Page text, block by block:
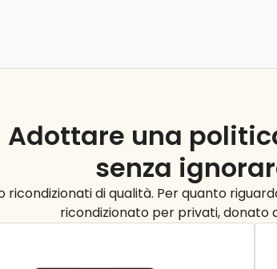
Adottare una
senza
ricondizionati di qualità. Per quanto
ricondizionato per privati, donato